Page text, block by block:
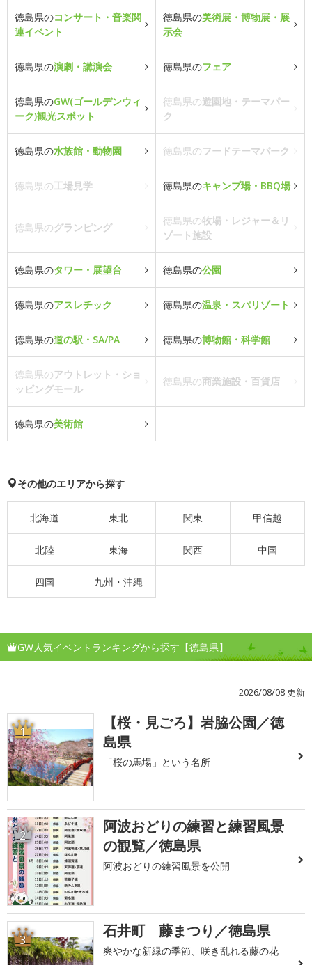
徳島県のコンサート・音楽関
連イベント
徳島県の美術展・博物展・展
示会
徳島県の演劇・講演会 徳島県のフェア
徳島県のGW(ゴールデンウィ
ーク)観光スポット
徳島県の遊園地・テーマパー
ク
徳島県の水族館・動物園 徳島県のフードテーマパーク
徳島県の工場見学 徳島県のキャンプ場・BBQ場
徳島県のグランピング
徳島県の牧場・レジャー＆リ
ゾート施設
徳島県のタワー・展望台 徳島県の公園
徳島県のアスレチック 徳島県の温泉・スパリゾート
徳島県の道の駅・SA/PA 徳島県の博物館・科学館
徳島県のアウトレット・ショ
ッピングモール
徳島県の商業施設・百貨店
徳島県の美術館
その他のエリアから探す
北海道 東北 関東 甲信越
北陸 東海 関西 中国
四国 九州・沖縄
GW人気イベントランキングから探す【徳島県】
2026/08/08 更新
1
【桜・見ごろ】岩脇公園／徳
島県
「桜の馬場」という名所
2
阿波おどりの練習と練習風景
の観覧／徳島県
阿波おどりの練習風景を公開
3 石井町 藤まつり／徳島県
爽やかな新緑の季節、咲き乱れる藤の花